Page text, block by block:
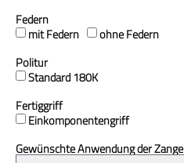
Federn
mit Federn
ohne Federn
Politur
Standard 180K
Fertiggriff
Einkomponentengriff
Gewünschte Anwendung der Zange